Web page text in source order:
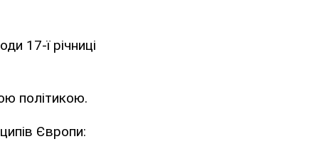
17-ї річниці
політикою.
Європи: